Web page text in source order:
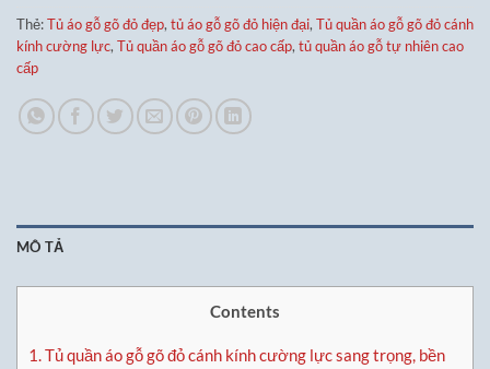
Thẻ:Tủ áo gỗ gõ đỏ đẹp, tủ áo gỗ gõ đỏ hiện đại, Tủ quần áo gỗ gõ đỏ cánh
kính cường lực, Tủ quần áo gỗ gõ đỏ cao cấp, tủ quần áo gỗ tự nhiên cao
cấp
MÔ TẢ
Contents
1. Tủ quần áo gỗ gõ đỏ cánh kính cường lực sang trọng, bền